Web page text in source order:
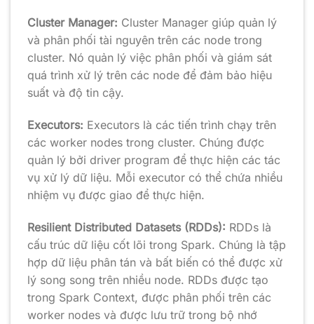
Cluster Manager: Cluster Manager giúp quản lý
và phân phối tài nguyên trên các node trong
cluster. Nó quản lý việc phân phối và giám sát
quá trình xử lý trên các node để đảm bảo hiệu
suất và độ tin cậy.
Executors: Executors là các tiến trình chạy trên
các worker nodes trong cluster. Chúng được
quản lý bởi driver program để thực hiện các tác
vụ xử lý dữ liệu. Mỗi executor có thể chứa nhiều
nhiệm vụ được giao để thực hiện.
Resilient Distributed Datasets (RDDs): RDDs là
cấu trúc dữ liệu cốt lõi trong Spark. Chúng là tập
hợp dữ liệu phân tán và bất biến có thể được xử
lý song song trên nhiều node. RDDs được tạo
trong Spark Context, được phân phối trên các
worker nodes và được lưu trữ trong bộ nhớ